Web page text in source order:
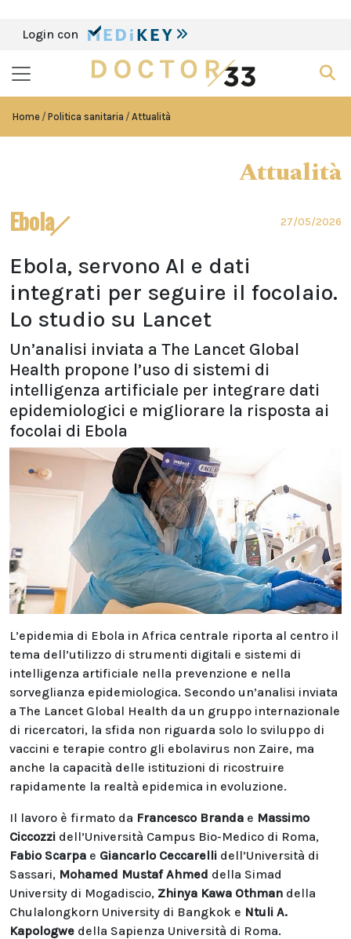
Login con
Home Politica sanitaria Attualità
Attualità
Ebola 27/05/2026
Ebola, servono AI e dati
integrati per seguire il focolaio.
Lo studio su Lancet
Un’analisi inviata a The Lancet Global
Health propone l’uso di sistemi di
intelligenza artificiale per integrare dati
epidemiologici e migliorare la risposta ai
focolai di Ebola
L’epidemia di Ebola in Africa centrale riporta al centro il
tema dell’utilizzo di strumenti digitali e sistemi di
intelligenza artificiale nella prevenzione e nella
sorveglianza epidemiologica. Secondo un’analisi inviata
a The Lancet Global Health da un gruppo internazionale
di ricercatori, la sfida non riguarda solo lo sviluppo di
vaccini e terapie contro gli ebolavirus non Zaire, ma
anche la capacità delle istituzioni di ricostruire
rapidamente la realtà epidemica in evoluzione.
Il lavoro è firmato da Francesco Branda e Massimo
Ciccozzi dell’Università Campus Bio-Medico di Roma,
Fabio Scarpa e Giancarlo Ceccarelli dell’Università di
Sassari, Mohamed Mustaf Ahmed della Simad
University di Mogadiscio, Zhinya Kawa Othman della
Chulalongkorn University di Bangkok e Ntuli A.
Kapologwe della Sapienza Università di Roma.